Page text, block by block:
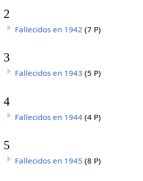
2
Fallecidos en 1942 (7 P)
3
Fallecidos en 1943 (5 P)
4
Fallecidos en 1944 (4 P)
5
Fallecidos en 1945 (8 P)